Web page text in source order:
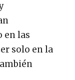
en las
solo en la